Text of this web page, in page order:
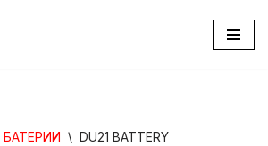
\ DU21 BATTERY